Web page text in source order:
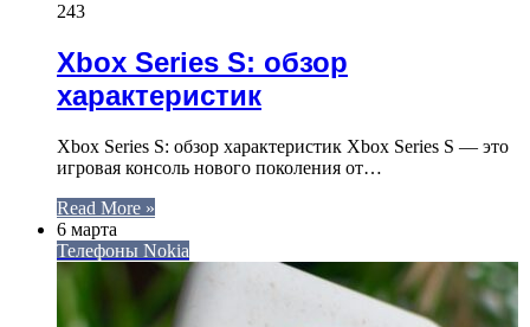
243
Xbox Series S: обзор
характеристик
Xbox Series S: обзор характеристик Xbox Series S — это
игровая консоль нового поколения от…
Read More »
6 марта
Телефоны Nokia